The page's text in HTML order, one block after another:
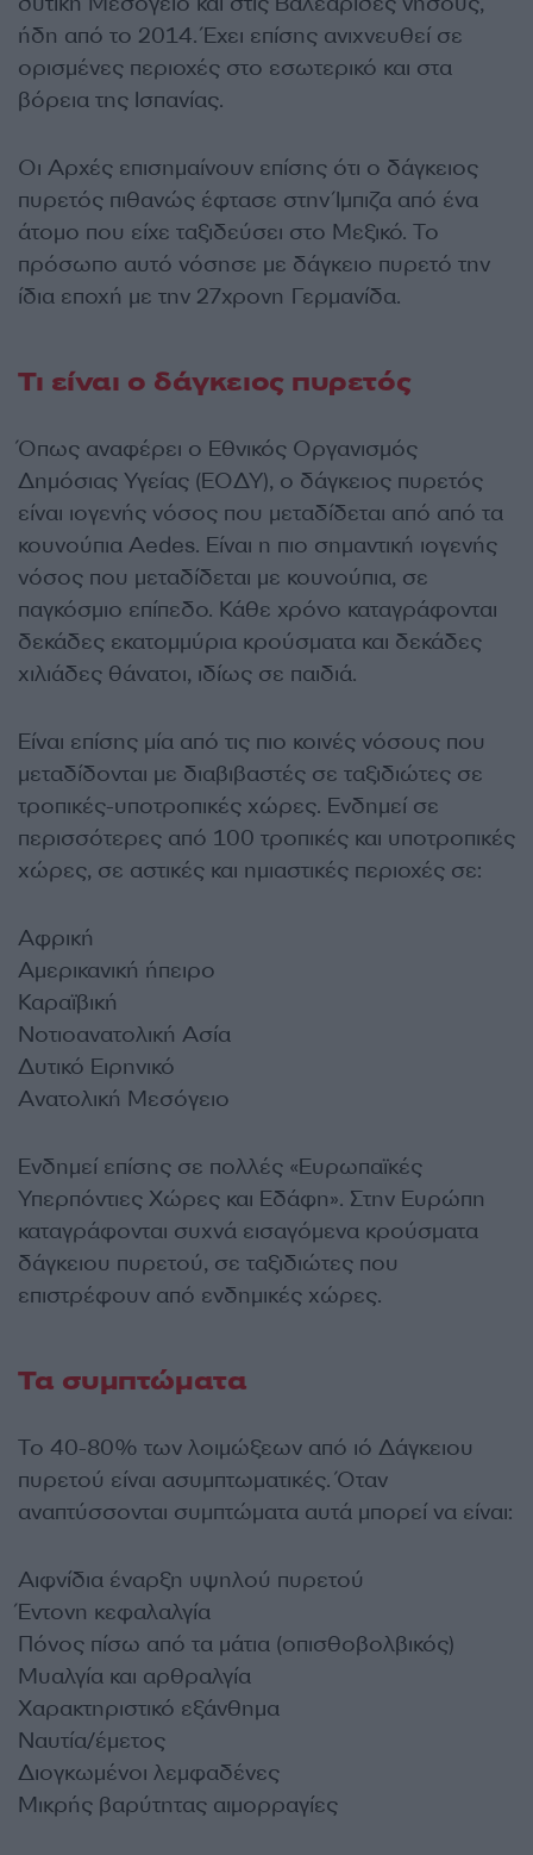
ήδη από το 2014. Έχει επίσης ανιχνευθεί σε
ορισμένες περιοχές στο εσωτερικό και στα
βόρεια της Ισπανίας.
Οι Αρχές επισημαίνουν επίσης ότι ο δάγκειος
πυρετός πιθανώς έφτασε στην Ίμπιζα από ένα
άτομο που είχε ταξιδεύσει στο Μεξικό. Το
πρόσωπο αυτό νόσησε με δάγκειο πυρετό την
ίδια εποχή με την 27χρονη Γερμανίδα.
Τι είναι ο δάγκειος πυρετός
Όπως αναφέρει ο Εθνικός Οργανισμός
Δημόσιας Υγείας (ΕΟΔΥ), ο δάγκειος πυρετός
είναι ιογενής νόσος που μεταδίδεται από από τα
κουνούπια Aedes. Είναι η πιο σημαντική ιογενής
νόσος που μεταδίδεται με κουνούπια, σε
παγκόσμιο επίπεδο. Κάθε χρόνο καταγράφονται
δεκάδες εκατομμύρια κρούσματα και δεκάδες
χιλιάδες θάνατοι, ιδίως σε παιδιά.
Είναι επίσης μία από τις πιο κοινές νόσους που
μεταδίδονται με διαβιβαστές σε ταξιδιώτες σε
τροπικές-υποτροπικές χώρες. Eνδημεί σε
περισσότερες από 100 τροπικές και υποτροπικές
χώρες, σε αστικές και ημιαστικές περιοχές σε:
Αφρική
Αμερικανική ήπειρο
Καραϊβική
Νοτιοανατολική Ασία
Δυτικό Ειρηνικό
Ανατολική Μεσόγειο
Ενδημεί επίσης σε πολλές «Ευρωπαϊκές
Υπερπόντιες Χώρες και Εδάφη». Στην Ευρώπη
καταγράφονται συχνά εισαγόμενα κρούσματα
δάγκειου πυρετού, σε ταξιδιώτες που
επιστρέφουν από ενδημικές χώρες.
Τα συμπτώματα
Το 40-80% των λοιμώξεων από ιό Δάγκειου
πυρετού είναι ασυμπτωματικές. Όταν
αναπτύσσονται συμπτώματα αυτά μπορεί να είναι:
Αιφνίδια έναρξη υψηλού πυρετού
Έντονη κεφαλαλγία
Πόνος πίσω από τα μάτια (οπισθοβολβικός)
Μυαλγία και αρθραλγία
Χαρακτηριστικό εξάνθημα
Ναυτία/έμετος
Διογκωμένοι λεμφαδένες
Μικρής βαρύτητας αιμορραγίες